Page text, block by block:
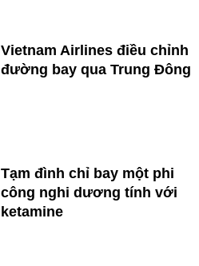
Vietnam Airlines điều chỉnh
đường bay qua Trung Đông
Tạm đình chỉ bay một phi
công nghi dương tính với
ketamine